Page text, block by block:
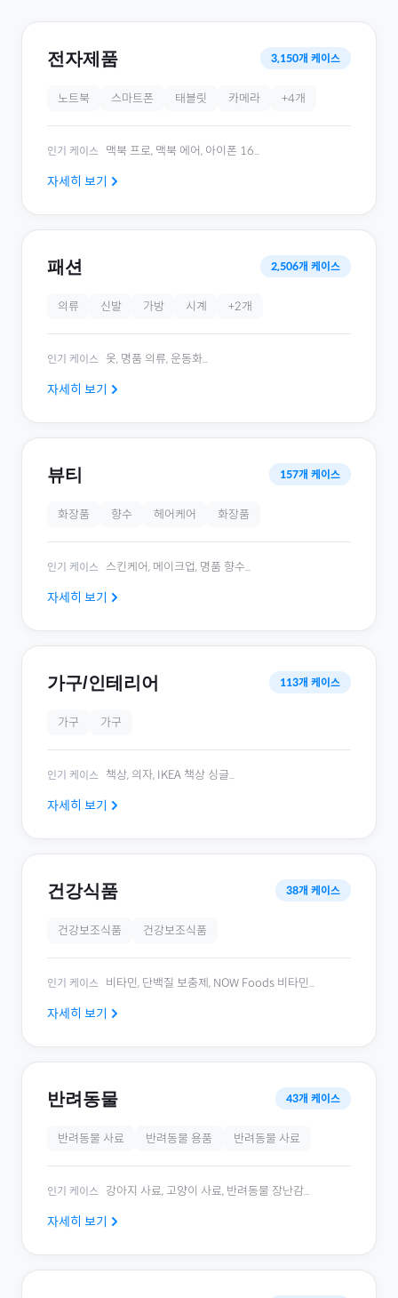
전자제품 3,150개 케이스
노트북 스마트폰 태블릿 카메라 +4개
인기 케이스 맥북 프로, 맥북 에어, 아이폰 16...
자세히 보기
패션 2,506개 케이스
의류 신발 가방 시계 +2개
인기 케이스 옷, 명품 의류, 운동화...
자세히 보기
뷰티 157개 케이스
화장품 향수 헤어케어 화장품
인기 케이스 스킨케어, 메이크업, 명품 향수...
자세히 보기
가구/인테리어 113개 케이스
가구 가구
인기 케이스 책상, 의자, IKEA 책상 싱글...
자세히 보기
건강식품 38개 케이스
건강보조식품 건강보조식품
인기 케이스 비타민, 단백질 보충제, NOW Foods 비타민...
자세히 보기
반려동물 43개 케이스
반려동물 사료 반려동물 용품 반려동물 사료
인기 케이스 강아지 사료, 고양이 사료, 반려동물 장난감...
자세히 보기